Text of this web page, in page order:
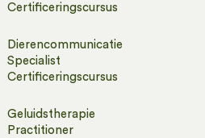
Certificeringscursus
Dierencommunicatie
Specialist
Certificeringscursus
Geluidstherapie
Practitioner